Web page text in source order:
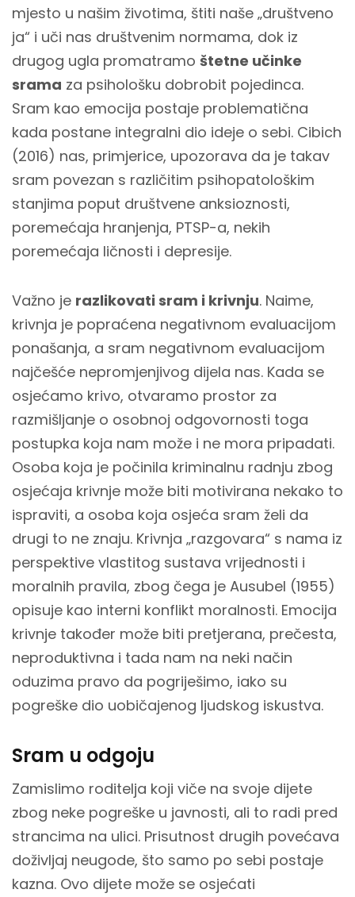
mjesto u našim životima, štiti naše „društveno
ja“ i uči nas društvenim normama, dok iz
drugog ugla promatramo štetne učinke
srama za psihološku dobrobit pojedinca.
Sram kao emocija postaje problematična
kada postane integralni dio ideje o sebi. Cibich
(2016) nas, primjerice, upozorava da je takav
sram povezan s različitim psihopatološkim
stanjima poput društvene anksioznosti,
poremećaja hranjenja, PTSP-a, nekih
poremećaja ličnosti i depresije.
Važno je razlikovati sram i krivnju. Naime,
krivnja je popraćena negativnom evaluacijom
ponašanja, a sram negativnom evaluacijom
najčešće nepromjenjivog dijela nas. Kada se
osjećamo krivo, otvaramo prostor za
razmišljanje o osobnoj odgovornosti toga
postupka koja nam može i ne mora pripadati.
Osoba koja je počinila kriminalnu radnju zbog
osjećaja krivnje može biti motivirana nekako to
ispraviti, a osoba koja osjeća sram želi da
drugi to ne znaju. Krivnja „razgovara“ s nama iz
perspektive vlastitog sustava vrijednosti i
moralnih pravila, zbog čega je Ausubel (1955)
opisuje kao interni konflikt moralnosti. Emocija
krivnje također može biti pretjerana, prečesta,
neproduktivna i tada nam na neki način
oduzima pravo da pogriješimo, iako su
pogreške dio uobičajenog ljudskog iskustva.
Sram u odgoju
Zamislimo roditelja koji viče na svoje dijete
zbog neke pogreške u javnosti, ali to radi pred
strancima na ulici. Prisutnost drugih povećava
doživljaj neugode, što samo po sebi postaje
kazna. Ovo dijete može se osjećati